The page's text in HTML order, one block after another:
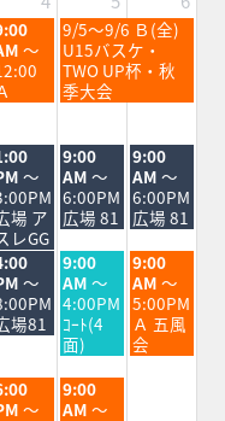
,
～
土
曜
日,
9
月
2026
9/5～9/6 Ｂ(全)
U15バスケ・
TWO UP杯・秋
季大会
,
～
場 ア
レGG
土
曜
日,
9
月
5th
2026
9:00
AM ～
6:00PM
広場 81
日
曜
日,
9
月
6th
2026
9:00
AM ～
6:00PM
広場 81
,
～
場81
土
曜
日,
9
月
5th
2026
9:00
AM ～
4:00PM
ｺｰﾄ(4
面)
日
曜
日,
9
月
6th
9:00
AM ～
5:00PM
Ａ 五風
会
～
土
曜
9:00
AM ～